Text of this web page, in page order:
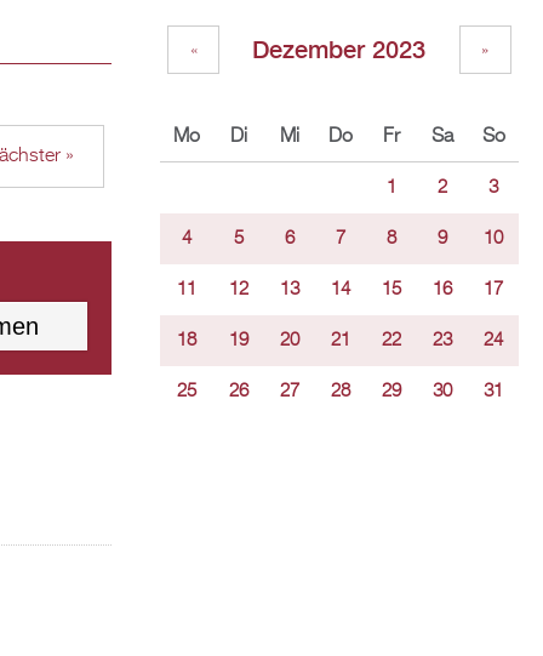
»
Dezember 2023
« »
Mo Di Mi Do Fr Sa So
1 2 3
4 5 6 7 8 9 10
11 12 13 14 15 16 17
18 19 20 21 22 23 24
25 26 27 28 29 30 31